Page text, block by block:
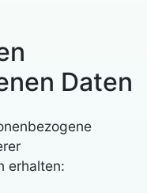
Daten
erhalten: